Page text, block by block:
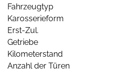
Fahrzeugtyp
Karosserieform
Erst-Zul.
Getriebe
Kilometerstand
Anzahl der Türen